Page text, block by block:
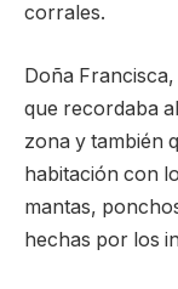
corrales.
Doña
que recordaba
zona y también
habitación con
mantas,
hechas por los